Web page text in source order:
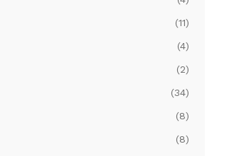
(11)
(4)
(2)
(34)
(8)
(8)